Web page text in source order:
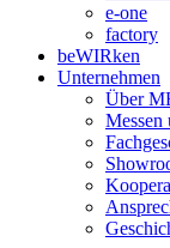
e-one
factory
beWIRken
Unternehmen
Über
Messen